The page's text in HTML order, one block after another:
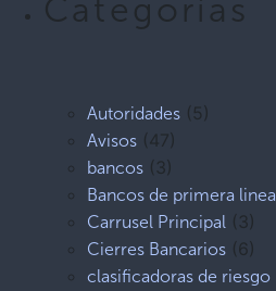
Categorías
Autoridades (5)
Avisos (47)
bancos (3)
Bancos de primera linea
Carrusel Principal (3)
Cierres Bancarios (6)
clasificadoras de riesgo